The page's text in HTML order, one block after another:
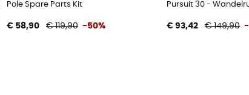
Pole Spare Parts Kit
€ 58,90 € 119,90 -50%
Pursuit 30 -
€ 93,42 € 149,90 -